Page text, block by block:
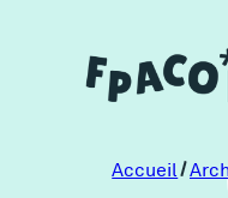
Accueil